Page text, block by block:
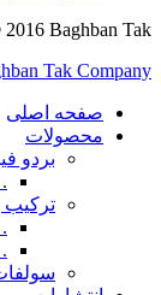
Baghban Tak
Tak Company
صفحه اصلی
محصولات
بردو
ترکیب